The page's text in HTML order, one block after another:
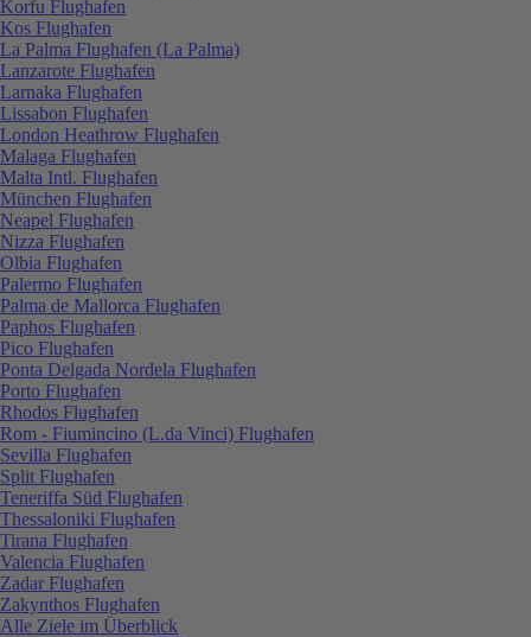
Korfu Flughafen
Kos Flughafen
La Palma Flughafen (La Palma)
Lanzarote Flughafen
Larnaka Flughafen
Lissabon Flughafen
London Heathrow Flughafen
Malaga Flughafen
Malta Intl. Flughafen
München Flughafen
Neapel Flughafen
Nizza Flughafen
Olbia Flughafen
Palermo Flughafen
Palma de Mallorca Flughafen
Paphos Flughafen
Pico Flughafen
Ponta Delgada Nordela Flughafen
Porto Flughafen
Rhodos Flughafen
Rom - Fiumincino (L.da Vinci) Flughafen
Sevilla Flughafen
Split Flughafen
Teneriffa Süd Flughafen
Thessaloniki Flughafen
Tirana Flughafen
Valencia Flughafen
Zadar Flughafen
Zakynthos Flughafen
Alle Ziele im Überblick